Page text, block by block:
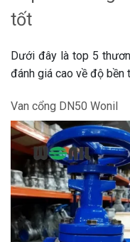
tốt
Dưới đây là top 5
đánh giá cao về độ bền
Van cổng DN50 Wonil